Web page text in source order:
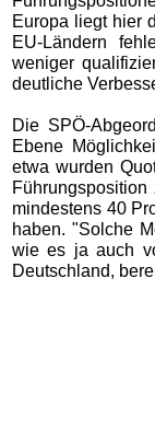
Europa liegt hier
EU-Ländern
weniger
deutliche
Die SPÖ-
Ebene
etwa wurden
mindestens 40
haben. "Solche
wie es ja auch
Deutschland,